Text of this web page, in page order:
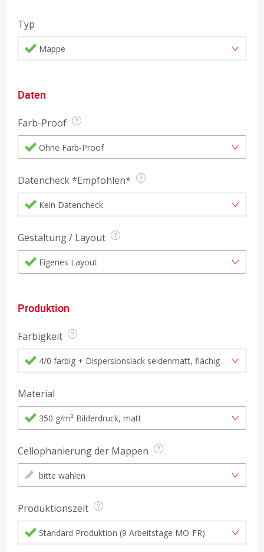
Typ
Mappe
Daten
Farb-Proof
Ohne Farb-Proof
Datencheck *Empfohlen*
Kein Datencheck
Gestaltung / Layout
Eigenes Layout
Produktion
Farbigkeit
4/0 farbig + Dispersionslack seidenmatt, flächig
Material
350 g/m² Bilderdruck, matt
Cellophanierung der Mappen
bitte wählen
Produktionszeit
Standard Produktion (9 Arbeitstage MO-FR)